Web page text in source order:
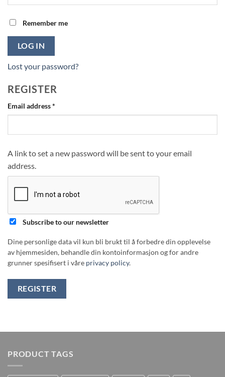
Remember me
LOG IN
Lost your password?
REGISTER
Email address*
A link to set a new password will be sent to your email
address.
Subscribe to our newsletter
Dine personlige data vil kun bli brukt til å forbedre din opplevelse
av hjemmesiden, behandle din kontoinformasjon og for andre
grunner spesifisert i våre privacy policy.
REGISTER
PRODUCT TAGS